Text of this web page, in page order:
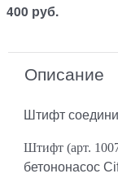
400 руб.
Описание
Штифт
Штифт (арт.
бетононасос